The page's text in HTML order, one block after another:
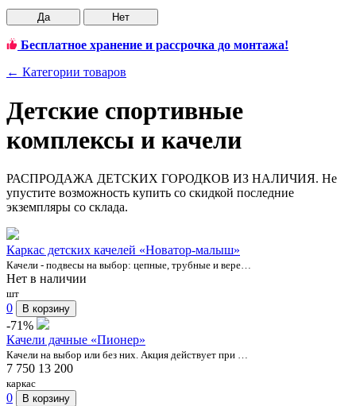
Да Нет
Бесплатное хранение и рассрочка до монтажа!
← Категории товаров
Детские спортивные
комплексы и качели
РАСПРОДАЖА ДЕТСКИХ ГОРОДКОВ ИЗ НАЛИЧИЯ. Не
упустите возможность купить со скидкой последние
экземпляры со склада.
Каркас детских качелей «Новатор-малыш»
Качели - подвесы на выбор: цепные, трубные и вере…
Нет в наличии
шт
0 В корзину
-71%
Качели дачные «Пионер»
Качели на выбор или без них. Акция действует при …
7 750 13 200
каркас
0 В корзину